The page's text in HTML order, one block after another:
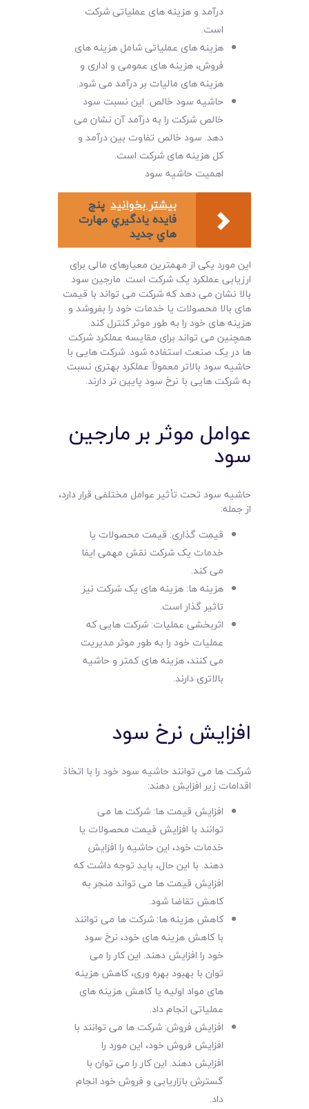
درآمد و هزینه های عملیاتی شرکت
است.
هزینه های عملیاتی شامل هزینه های
فروش، هزینه های عمومی و اداری و
هزینه های مالیات بر درآمد می شود.
حاشیه سود خالص: این نسبت سود
خالص شرکت را به درآمد آن نشان می
دهد. سود خالص تفاوت بین درآمد و
کل هزینه های شرکت است.
اهمیت حاشیه سود
بیشتر بخوانید پنج
فايده يادگيري مهارت
هاي جديد
این مورد یکی از مهمترین معیارهای مالی برای
ارزیابی عملکرد یک شرکت است. مارجین سود
بالا نشان می دهد که شرکت می تواند با قیمت
های بالا محصولات یا خدمات خود را بفروشد و
هزینه های خود را به طور موثر کنترل کند.
همچنین می تواند برای مقایسه عملکرد شرکت
ها در یک صنعت استفاده شود. شرکت هایی با
حاشیه سود بالاتر معمولاً عملکرد بهتری نسبت
به شرکت هایی با نرخ سود پایین تر دارند.
عوامل موثر بر مارجین
سود
حاشیه سود تحت تأثیر عوامل مختلفی قرار دارد،
از جمله:
قیمت گذاری: قیمت محصولات یا
خدمات یک شرکت نقش مهمی ایفا
می کند.
هزینه ها: هزینه های یک شرکت نیز
تاثیر گذار است.
اثربخشی عملیات: شرکت هایی که
عملیات خود را به طور موثر مدیریت
می کنند، هزینه های کمتر و حاشیه
بالاتری دارند.
افزایش نرخ سود
شرکت ها می توانند حاشیه سود خود را با اتخاذ
اقدامات زیر افزایش دهند:
افزایش قیمت ها: شرکت ها می
توانند با افزایش قیمت محصولات یا
خدمات خود، این حاشیه را افزایش
دهند. با این حال، باید توجه داشت که
افزایش قیمت ها می تواند منجر به
کاهش تقاضا شود.
کاهش هزینه ها: شرکت ها می توانند
با کاهش هزینه های خود، نرخ سود
خود را افزایش دهند. این کار را می
توان با بهبود بهره وری، کاهش هزینه
های مواد اولیه یا کاهش هزینه های
عملیاتی انجام داد.
افزایش فروش: شرکت ها می توانند با
افزایش فروش خود، این مورد را
افزایش دهند. این کار را می توان با
گسترش بازاریابی و فروش خود انجام
داد.